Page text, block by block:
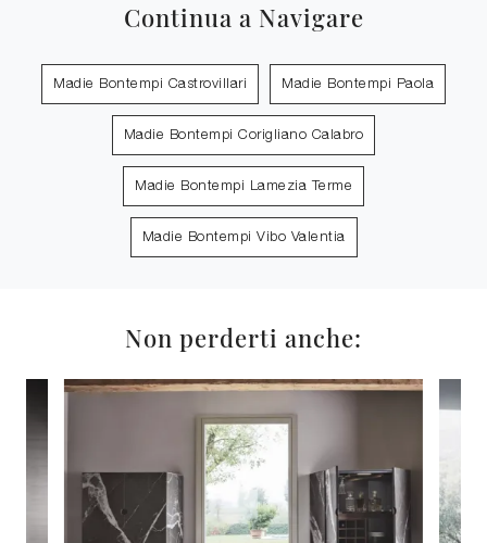
Continua a Navigare
Madie Bontempi Castrovillari Madie Bontempi Paola
Madie Bontempi Corigliano Calabro
Madie Bontempi Lamezia Terme
Madie Bontempi Vibo Valentia
Non perderti anche: